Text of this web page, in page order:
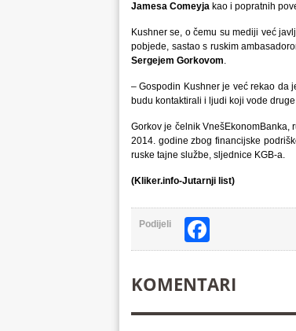
Jamesa Comeyja kao i popratnih
Kushner se, o čemu su mediji već
pobjede, sastao s ruskim
Sergejem Gorkovom.
– Gospodin Kushner je već rekao da
budu kontaktirali i ljudi koji vode
Gorkov je čelnik VnešEkonomBanka,
2014. godine zbog financijske
ruske tajne službe, sljednice KGB-a.
(Kliker.info-Jutarnji list)
Podijeli
KOMENTARI